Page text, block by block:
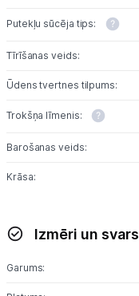
Putekļu sūcēja tips:
Tīrīšanas veids:
Ūdens tvertnes tilpums:
Trokšņa līmenis:
Barošanas veids:
Krāsa:
Izmēri un svars
Garums: